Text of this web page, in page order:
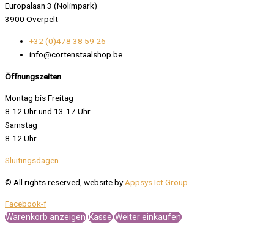
Europalaan 3 (Nolimpark)
3900 Overpelt
+32 (0)478 38 59 26
info@cortenstaalshop.be
Öffnungszeiten
Montag bis Freitag
8-12 Uhr und 13-17 Uhr
Samstag
8-12 Uhr
Sluitingsdagen
© All rights reserved, website byAppsys Ict Group
Facebook-f
Warenkorb anzeigen Kasse Weiter einkaufen